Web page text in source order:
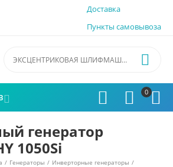
Доставка
Пункты самовывоза
0 




генератор
1050Si
/ Генераторы / Инверторные генераторы /